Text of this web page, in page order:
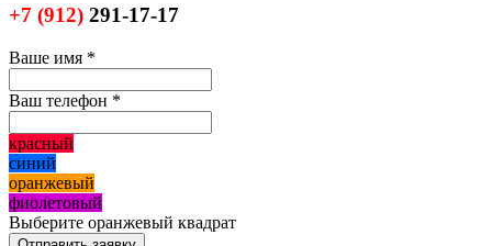
+7 (912) 291-17-17
Ваше имя *
Ваш телефон *
красный
синий
оранжевый
фиолетовый
Выберите оранжевый квадрат